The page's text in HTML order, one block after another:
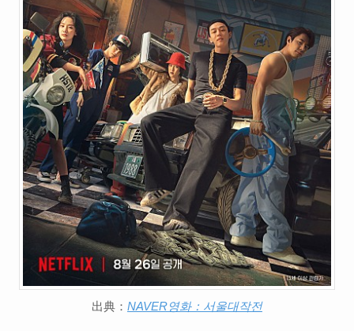
出典： NAVER영화：서울대작전